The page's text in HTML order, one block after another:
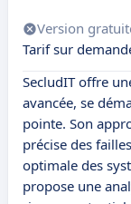
Version
Tarif sur
SecludIT offre
avancée, se
pointe. Son
précise des
optimale des
propose une